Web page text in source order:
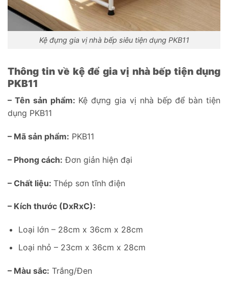
Kệ đựng gia vị nhà bếp siêu tiện dụng PKB11
Thông tin về kệ để gia vị nhà bếp tiện dụng
PKB11
– Tên sản phẩm: Kệ đựng gia vị nhà bếp để bàn tiện
dụng PKB11
– Mã sản phẩm: PKB11
– Phong cách: Đơn giản hiện đại
– Chất liệu: Thép sơn tĩnh điện
– Kích thước (DxRxC):
Loại lớn – 28cm x 36cm x 28cm
Loại nhỏ – 23cm x 36cm x 28cm
– Màu sắc: Trắng/Đen